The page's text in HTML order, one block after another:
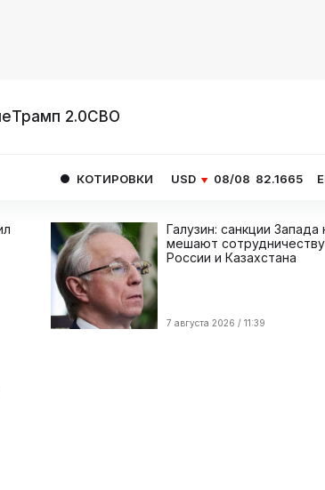
Трамп 2.0СВО
КОТИРОВКИ USD 08/08 82.1665 EUR 08/08
Галузин: санкции Запада
мешают сотрудничеству
России и Казахстана
7 августа 2026 / 11:39